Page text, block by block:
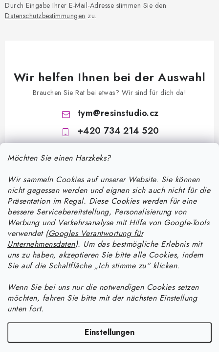
Möchten Sie einen Harzkeks?
Wir sammeln Cookies auf unserer Website. Sie können
nicht gegessen werden und eignen sich auch nicht für die
Präsentation im Regal. Diese Cookies werden für eine
bessere Servicebereitstellung, Personalisierung von
Werbung und Verkehrsanalyse mit Hilfe von Google-Tools
verwendet (Googles Verantwortung für
Unternehmensdaten). Um das bestmögliche Erlebnis mit
uns zu haben, akzeptieren Sie bitte alle Cookies, indem
Sie auf die Schaltfläche „Ich stimme zu“ klicken.
Wenn Sie bei uns nur die notwendigen Cookies setzen
möchten, fahren Sie bitte mit der nächsten Einstellung
unten fort.
Einstellungen
Durch Eingabe Ihrer E-Mail-Adresse stimmen Sie den
Datenschutzbestimmungen zu.
Wir helfen Ihnen bei der Auswahl
Brauchen Sie Rat bei etwas? Wir sind für dich da!
tym@resinstudio.cz
+420 734 214 520
Informace pro vás
Kontakte
Bestellstatus
Anleitung zur Verarbeitung von UV-Harz: Ein praktischer Leitfaden
zu Aushärtung, Färbung und Fehlerbehebung
Wie lange braucht Epoxidharz zum Aushärten und wie kann ich den
Anleitung für Harzprodukte
Wie man Schmuck aus UV-Harz mit Crushed-Effekt herstellt